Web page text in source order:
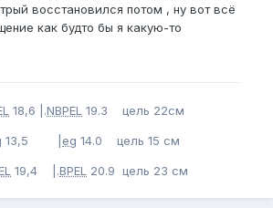
восстановился потом , ну вот всё
как будто бы я какую-то
18,6 |.NBPEL 19.3 цель 22см
13,5 | eg 14.0 цель 15 см
19,4 |.BPEL 20.9 цель 23 см